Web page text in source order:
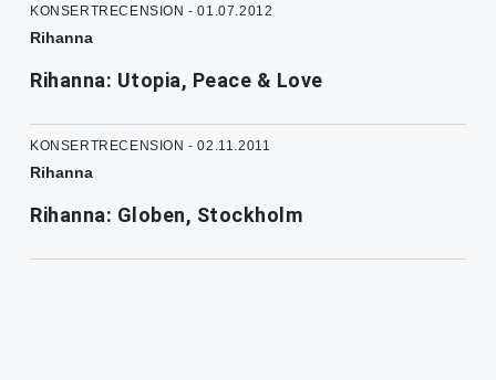
KONSERTRECENSION - 01.07.2012
Rihanna
Rihanna: Utopia, Peace & Love
KONSERTRECENSION - 02.11.2011
Rihanna
Rihanna: Globen, Stockholm